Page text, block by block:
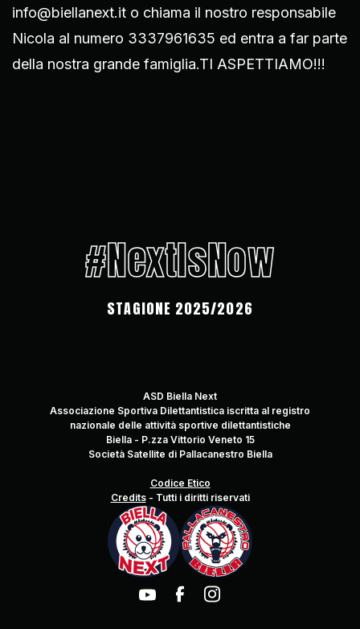
info@biellanext.it o chiama il nostro responsabile
Nicola al numero 3337961635 ed entra a far parte
della nostra grande famiglia.TI ASPETTIAMO!!!
#NextIsNow
STAGIONE 2025/2026
ASD Biella Next
Associazione Sportiva Dilettantistica iscritta al registro
nazionale delle attività sportive dilettantistiche
Biella - P.zza Vittorio Veneto 15
Società Satellite di Pallacanestro Biella
Codice Etico
Credits- Tutti i diritti riservati